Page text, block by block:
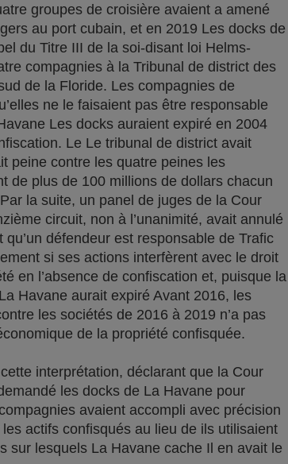
groupes de croisière avaient a amené
au port cubain, et en 2019 Les docks de
du Titre III de la soi-disant loi Helms-
compagnies à la Tribunal de district des
de la Floride. Les compagnies de
ne le faisaient pas être responsable
Les docks auraient expiré en 2004
Le Le tribunal de district avait
peine contre les quatre peines les
de plus de 100 millions de dollars chacun
la suite, un panel de juges de la Cour
circuit, non à l’unanimité, avait annulé
qu’un défendeur est responsable de Trafic
si ses actions interfèrent avec le droit
en l’absence de confiscation et, puisque la
Havane aurait expiré Avant 2016, les
les sociétés de 2016 à 2019 n’a pas
de la propriété confisquée.
interprétation, déclarant que la Cour
les docks de La Havane pour
avaient accompli avec précision
actifs confisqués au lieu de ils utilisaient
sur lesquels La Havane cache Il en avait le